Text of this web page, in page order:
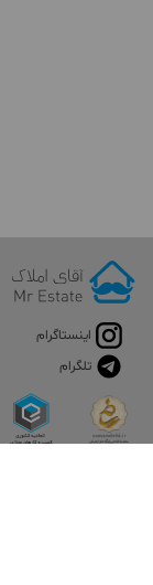
اینستاگرام
تلگرام